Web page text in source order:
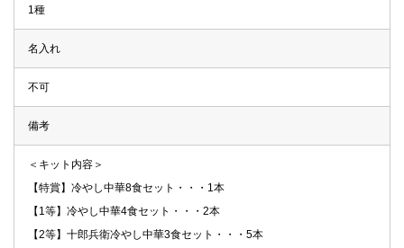
1種
名入れ
不可
備考
＜キット内容＞
【特賞】冷やし中華8食セット・・・1本
【1等】冷やし中華4食セット・・・2本
【2等】十郎兵衛冷やし中華3食セット・・・5本